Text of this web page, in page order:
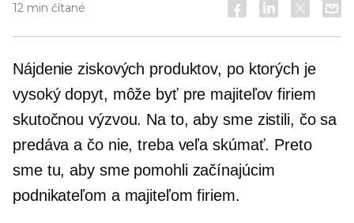
12 min čítané
Nájdenie ziskových produktov, po ktorých je
vysoký dopyt, môže byť pre majiteľov firiem
skutočnou výzvou. Na to, aby sme zistili, čo sa
predáva a čo nie, treba veľa skúmať. Preto
sme tu, aby sme pomohli začínajúcim
podnikateľom a majiteľom firiem.